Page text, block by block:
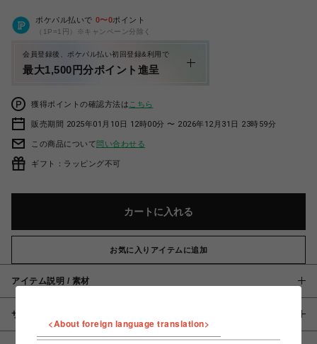
ポケパル払いで 0〜0ポイント
（1P=1円）※キャンペーン分除く
会員登録後、ポケパル払い初回登録&利用で
最大1,500円分ポイント進呈
獲得ポイントの確認方法は こちら
販売期間 2025年01月10日 12時00分 〜 2026年12月31日 23時59分
この商品について問い合わせる
ギフト：ラッピング不可
カートに入れる
お気に入りアイテムに追加
アイテム説明 / 素材
サイズ
<About foreign language translation>